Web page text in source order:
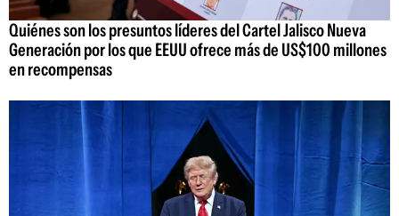
Quiénes son los presuntos líderes del Cartel Jalisco Nueva
Generación por los que EEUU ofrece más de US$100 millones
en recompensas